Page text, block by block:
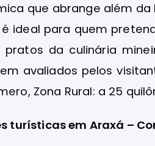
que abrange além da
ideal para quem
da culinária
avaliados pelos
Zona Rural: a 25
turísticas em Araxá –